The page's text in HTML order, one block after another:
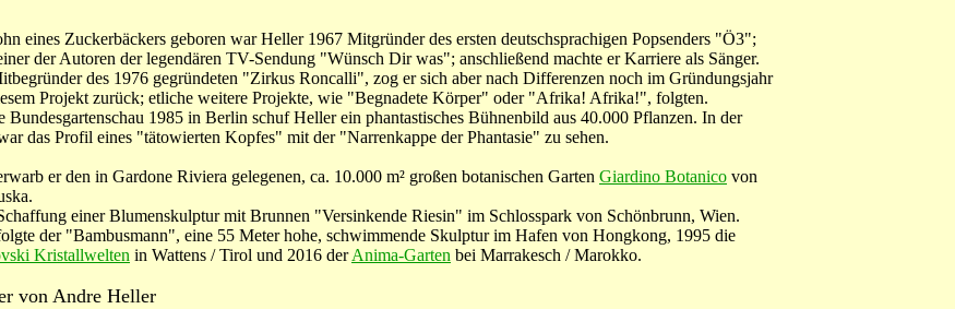
eines Zuckerbäckers geboren war Heller 1967 Mitgründer des ersten deutschsprachigen Popsenders "Ö3";
der Autoren der legendären TV-Sendung "Wünsch Dir was"; anschließend machte er Karriere als Sänger.
des 1976 gegründeten "Zirkus Roncalli", zog er sich aber nach Differenzen noch im Gründungsjahr
Projekt zurück; etliche weitere Projekte, wie "Begnadete Körper" oder "Afrika! Afrika!", folgten.
Bundesgartenschau 1985 in Berlin schuf Heller ein phantastisches Bühnenbild aus 40.000 Pflanzen. In der
das Profil eines "tätowierten Kopfes" mit der "Narrenkappe der Phantasie" zu sehen.
er den in Gardone Riviera gelegenen, ca. 10.000 m² großen botanischen Garten Giardino Botanico von
einer Blumenskulptur mit Brunnen "Versinkende Riesin" im Schlosspark von Schönbrunn, Wien.
der "Bambusmann", eine 55 Meter hohe, schwimmende Skulptur im Hafen von Hongkong, 1995 die
Kristallwelten in Wattens / Tirol und 2016 derAnima-Garten bei Marrakesch / Marokko.
von Andre Heller